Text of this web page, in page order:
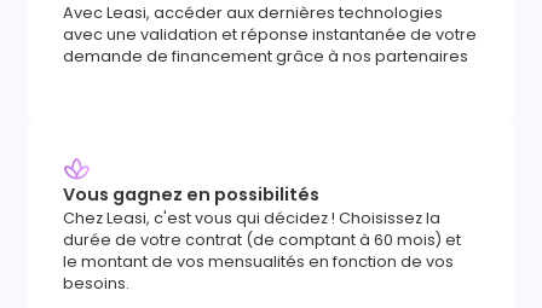
Avec Leasi, accéder aux dernières technologies
avec une validation et réponse instantanée de votre
demande de financement grâce à nos partenaires
Vous gagnez en possibilités
Chez Leasi, c'est vous qui décidez ! Choisissez la
durée de votre contrat (de comptant à 60 mois) et
le montant de vos mensualités en fonction de vos
besoins.